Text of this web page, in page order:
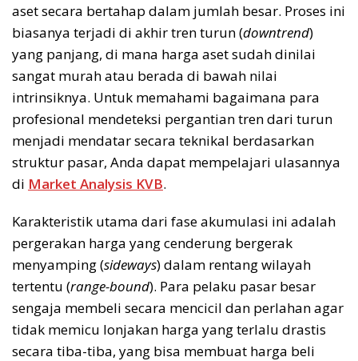
aset secara bertahap dalam jumlah besar. Proses ini
biasanya terjadi di akhir tren turun (downtrend)
yang panjang, di mana harga aset sudah dinilai
sangat murah atau berada di bawah nilai
intrinsiknya. Untuk memahami bagaimana para
profesional mendeteksi pergantian tren dari turun
menjadi mendatar secara teknikal berdasarkan
struktur pasar, Anda dapat mempelajari ulasannya
di Market Analysis KVB.
Karakteristik utama dari fase akumulasi ini adalah
pergerakan harga yang cenderung bergerak
menyamping (sideways) dalam rentang wilayah
tertentu (range-bound). Para pelaku pasar besar
sengaja membeli secara mencicil dan perlahan agar
tidak memicu lonjakan harga yang terlalu drastis
secara tiba-tiba, yang bisa membuat harga beli